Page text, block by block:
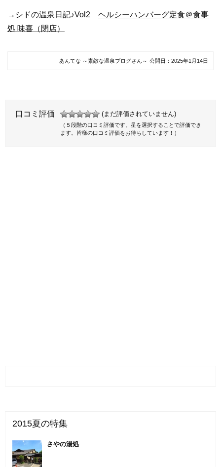
→シドの温泉日記♪Vol2 ヘルシーハンバーグ定食＠食事
処 味喜（閉店）
あんてな ～素敵な温泉ブログさん～ 公開日： 2025年1月14日
口コミ評価 (まだ評価されていません)
（５段階の口コミ評価です。星を選択することで評価でき
ます。皆様の口コミ評価をお待ちしています！）
2015夏の特集
さやの湯処